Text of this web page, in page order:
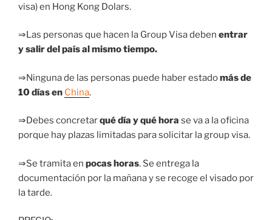
visa) en Hong Kong Dolars.
⇒Las personas que hacen la Group Visa deben entrar
y salir del país al mismo tiempo.
⇒Ninguna de las personas puede haber estadomás de
10 días en China.
⇒Debes concretarqué día y qué hora se va a la oficina
porque hay plazas limitadas para solicitar la group visa.
⇒Se tramita en pocas horas. Se entrega la
documentación por la mañana y se recoge el visado por
la tarde.